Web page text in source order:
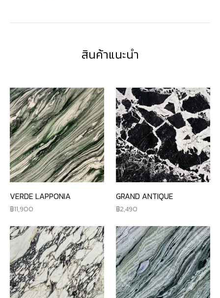
สินค้าแนะนำ
VERDE LAPPONIA
11,900
GRAND ANTIQUE
2,490